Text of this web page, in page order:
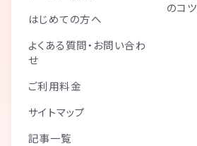
はじめての方へ
よくある質問・お問い合わ
せ
ご利用料金
サイトマップ
記事一覧
のコツ